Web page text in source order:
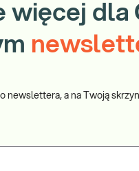
więcej dla
newslettera, a na Twoją